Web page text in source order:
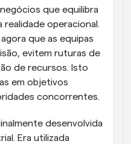
que equilibra
operacional.
que as equipas
evitem ruturas de
de recursos. Isto
em objetivos
concorrentes.
desenvolvida
Era utilizada